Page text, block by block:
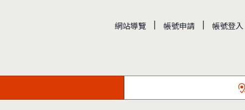
網站導覽 | 帳號申請 | 帳號登入